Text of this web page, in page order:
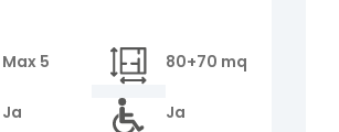
Max 5 80+70 mq
Ja Ja